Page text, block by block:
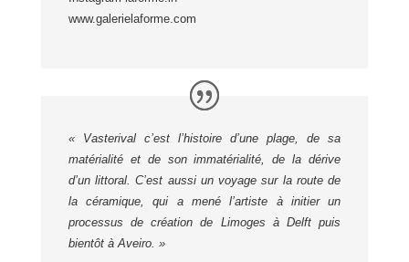
www.galerielaforme.com
« Vasterival c’est l’histoire d’une plage, de sa
matérialité et de son immatérialité, de la dérive
d’un littoral. C’est aussi un voyage sur la route de
la céramique, qui a mené l’artiste à initier un
processus de création de Limoges à Delft puis
bientôt à Aveiro. »